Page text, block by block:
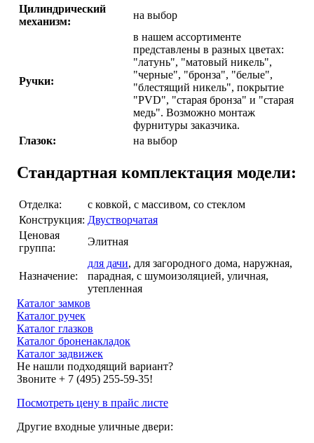
Цилиндрический
механизм:
на выбор
Ручки:
в нашем ассортименте
представлены в разных цветах:
"латунь", "матовый никель",
"черные", "бронза", "белые",
"блестящий никель", покрытие
"PVD", "старая бронза" и "старая
медь". Возможно монтаж
фурнитуры заказчика.
Глазок:
на выбор
Стандартная комплектация модели:
Отделка:
с ковкой, с массивом, со стеклом
Конструкция: Двустворчатая
Ценовая
группа:
Элитная
Назначение:
для дачи, для загородного дома, наружная,
парадная, с шумоизоляцией, уличная,
утепленная
Каталог замков
Каталог ручек
Каталог глазков
Каталог броненакладок
Каталог задвижек
Не нашли подходящий вариант?
Звоните + 7 (495) 255-59-35!
Посмотреть цену в прайс листе
Другие входные уличные двери: